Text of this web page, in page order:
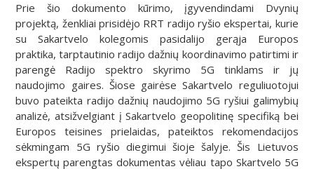
Prie šio dokumento kūrimo, įgyvendindami Dvynių
projektą, ženkliai prisidėjo RRT radijo ryšio ekspertai, kurie
su Sakartvelo kolegomis pasidalijo gerąja Europos
praktika, tarptautinio radijo dažnių koordinavimo patirtimi ir
parengė Radijo spektro skyrimo 5G tinklams ir jų
naudojimo gaires. Šiose gairėse Sakartvelo reguliuotojui
buvo pateikta radijo dažnių naudojimo 5G ryšiui galimybių
analizė, atsižvelgiant į Sakartvelo geopolitinę specifiką bei
Europos teisines prielaidas, pateiktos rekomendacijos
sėkmingam 5G ryšio diegimui šioje šalyje. Šis Lietuvos
ekspertų parengtas dokumentas vėliau tapo Skartvelo 5G